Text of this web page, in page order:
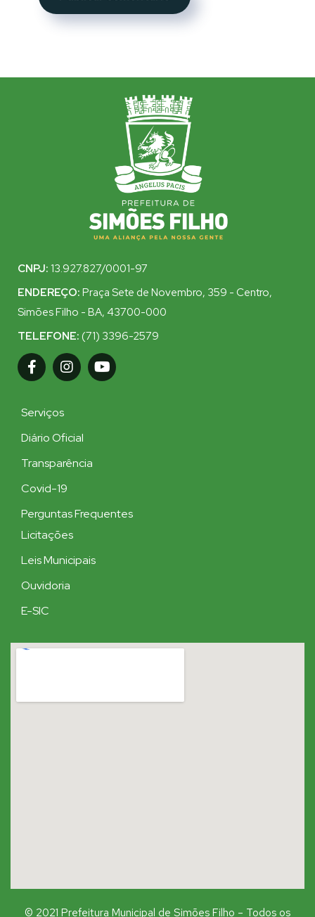
CNPJ: 13.927.827/0001-97
ENDEREÇO: Praça Sete de Novembro, 359 - Centro,
Simões Filho - BA, 43700-000
TELEFONE: (71) 3396-2579
Serviços
Diário Oficial
Transparência
Covid-19
Perguntas Frequentes
Licitações
Leis Municipais
Ouvidoria
E-SIC
© 2021 Prefeitura Municipal de Simões Filho – Todos os